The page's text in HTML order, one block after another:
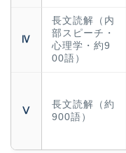
Ⅳ
長文読解（内
部スピーチ・
心理学・約9
00語）
Ⅴ
長文読解（約
900語）